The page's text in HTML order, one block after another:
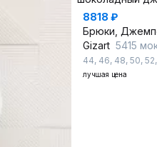
8818 ₽
Брюки,
Gizart 5415
44, 46, 48, 50, 52
лучшая цена